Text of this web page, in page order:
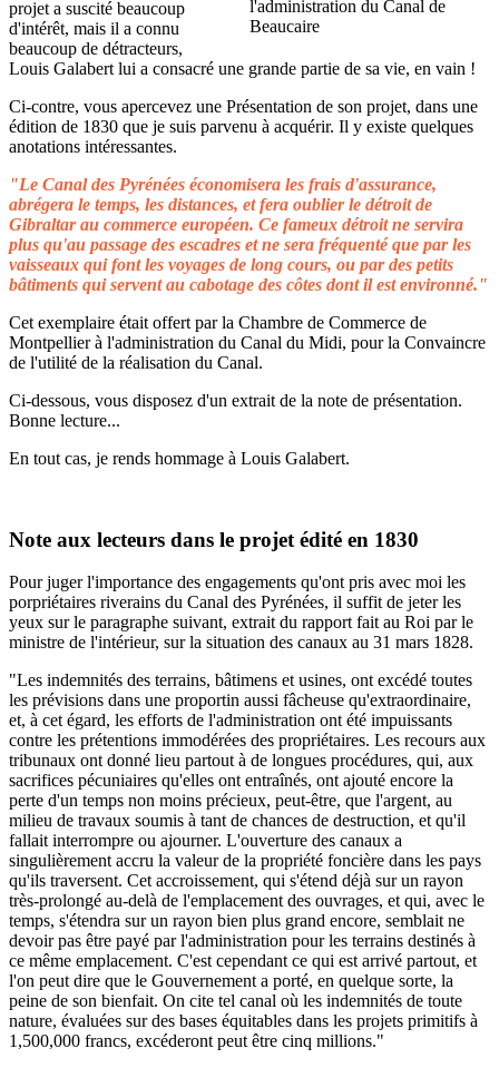
projet a suscité beaucoup
d'intérêt, mais il a connu
beaucoup de détracteurs,
Louis Galabert lui a consacré une grande partie de sa vie, en vain !
Ci-contre, vous apercevez une Présentation de son projet, dans une
édition de 1830 que je suis parvenu à acquérir. Il y existe quelques
anotations intéressantes.
"Le Canal des Pyrénées économisera les frais d'assurance,
abrégera le temps, les distances, et fera oublier le détroit de
Gibraltar au commerce européen. Ce fameux détroit ne servira
plus qu'au passage des escadres et ne sera fréquenté que par les
vaisseaux qui font les voyages de long cours, ou par des petits
bâtiments qui servent au cabotage des côtes dont il est environné."
Cet exemplaire était offert par la Chambre de Commerce de
Montpellier à l'administration du Canal du Midi, pour la Convaincre
de l'utilité de la réalisation du Canal.
Ci-dessous, vous disposez d'un extrait de la note de présentation.
Bonne lecture...
En tout cas, je rends hommage à Louis Galabert.
Note aux lecteurs dans le projet édité en 1830
Pour juger l'importance des engagements qu'ont pris avec moi les
porpriétaires riverains du Canal des Pyrénées, il suffit de jeter les
yeux sur le paragraphe suivant, extrait du rapport fait au Roi par le
ministre de l'intérieur, sur la situation des canaux au 31 mars 1828.
"Les indemnités des terrains, bâtimens et usines, ont excédé toutes
les prévisions dans une proportin aussi fâcheuse qu'extraordinaire,
et, à cet égard, les efforts de l'administration ont été impuissants
contre les prétentions immodérées des propriétaires. Les recours aux
tribunaux ont donné lieu partout à de longues procédures, qui, aux
sacrifices pécuniaires qu'elles ont entraînés, ont ajouté encore la
perte d'un temps non moins précieux, peut-être, que l'argent, au
milieu de travaux soumis à tant de chances de destruction, et qu'il
fallait interrompre ou ajourner. L'ouverture des canaux a
singulièrement accru la valeur de la propriété foncière dans les pays
qu'ils traversent. Cet accroissement, qui s'étend déjà sur un rayon
très-prolongé au-delà de l'emplacement des ouvrages, et qui, avec le
temps, s'étendra sur un rayon bien plus grand encore, semblait ne
devoir pas être payé par l'administration pour les terrains destinés à
ce même emplacement. C'est cependant ce qui est arrivé partout, et
l'on peut dire que le Gouvernement a porté, en quelque sorte, la
peine de son bienfait. On cite tel canal où les indemnités de toute
nature, évaluées sur des bases équitables dans les projets primitifs à
1,500,000 francs, excéderont peut être cinq millions."